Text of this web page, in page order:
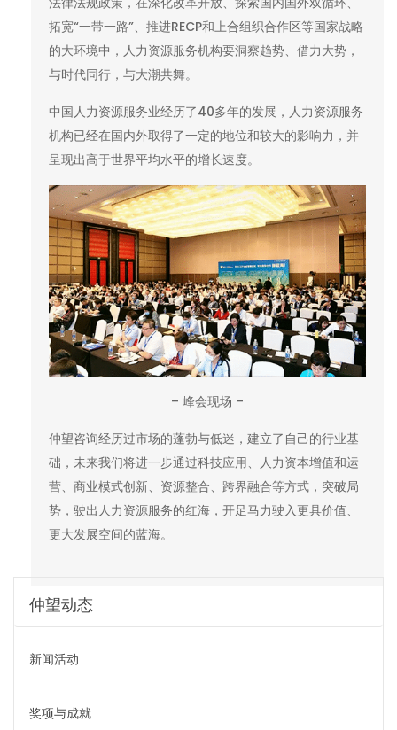
拓宽“一带一路”、推进RECP和上合组织合作区等国家战略
的大环境中，人力资源服务机构要洞察趋势、借力大势，
与时代同行，与大潮共舞。
中国人力资源服务业经历了40多年的发展，人力资源服务
机构已经在国内外取得了一定的地位和较大的影响力，并
呈现出高于世界平均水平的增长速度。
– 峰会现场 –
仲望咨询经历过市场的蓬勃与低迷，建立了自己的行业基
础，未来我们将进一步通过科技应用、人力资本增值和运
营、商业模式创新、资源整合、跨界融合等方式，突破局
势，驶出人力资源服务的红海，开足马力驶入更具价值、
更大发展空间的蓝海。
仲望动态
新闻活动
奖项与成就